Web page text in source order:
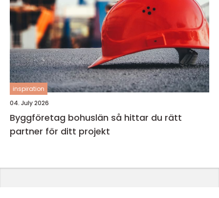
inspiration
04. July 2026
Byggföretag bohuslän så hittar du rätt
partner för ditt projekt